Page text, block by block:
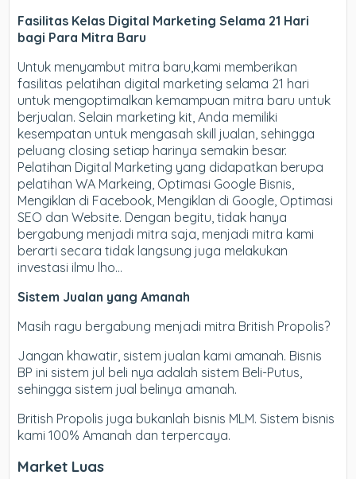
Fasilitas Kelas Digital Marketing Selama 21 Hari
bagi Para Mitra Baru
Untuk menyambut mitra baru,kami memberikan
fasilitas pelatihan digital marketing selama 21 hari
untuk mengoptimalkan kemampuan mitra baru untuk
berjualan. Selain marketing kit, Anda memiliki
kesempatan untuk mengasah skill jualan, sehingga
peluang closing setiap harinya semakin besar.
Pelatihan Digital Marketing yang didapatkan berupa
pelatihan WA Markeing, Optimasi Google Bisnis,
Mengiklan di Facebook, Mengiklan di Google, Optimasi
SEO dan Website. Dengan begitu, tidak hanya
bergabung menjadi mitra saja, menjadi mitra kami
berarti secara tidak langsung juga melakukan
investasi ilmu lho…
Sistem Jualan yang Amanah
Masih ragu bergabung menjadi mitra British Propolis?
Jangan khawatir, sistem jualan kami amanah. Bisnis
BP ini sistem jul beli nya adalah sistem Beli-Putus,
sehingga sistem jual belinya amanah.
British Propolis juga bukanlah bisnis MLM. Sistem bisnis
kami 100% Amanah dan terpercaya.
Market Luas